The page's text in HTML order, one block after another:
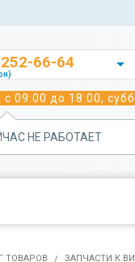
252-66-64

252-70-02
243-05-92
350-82-22
с 09:00 до 18:00,
НЕ РАБОТАЕТ
ТОВАРОВ ЗАПЧАСТИ К